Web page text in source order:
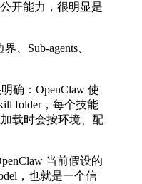
开能力，很明显是
、Sub-agents、
确：OpenClaw 使
folder，每个技能
载时会按环境、配
当前假设的
，也就是一个信